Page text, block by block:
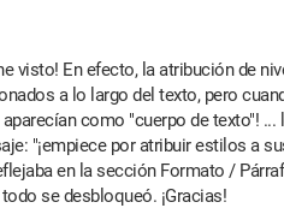
visto! En efecto, la atribución de
a lo largo del texto, pero
como "cuerpo de texto"! ...
"¡empiece por atribuir estilos a
en la sección Formato /
se desbloqueó. ¡Gracias!